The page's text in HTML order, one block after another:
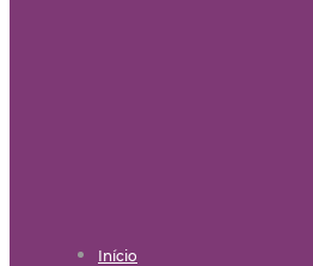
Início